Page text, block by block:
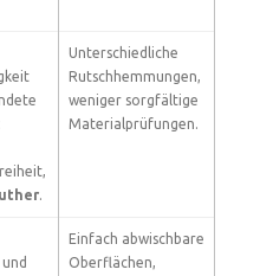
.
Unterschiedliche
Rutschhemmungen,
weniger sorgfältige
Materialprüfungen.
Einfach abwischbare
Oberflächen,